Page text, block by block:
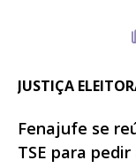
JUSTIÇA
Fenajufe se
TSE para